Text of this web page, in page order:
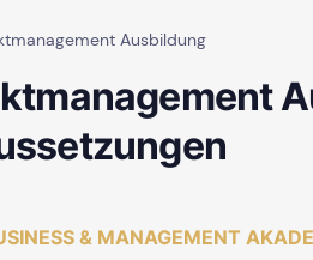
Ausbildung
& MANAGEMENT